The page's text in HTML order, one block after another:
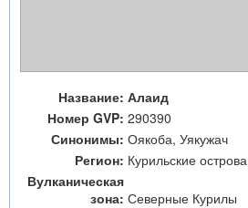
Название: Алаид
Номер GVP: 290390
Синонимы: Оякоба, Уякужач
Регион: Курильские острова
Вулканическая
зона: Северные Курилы